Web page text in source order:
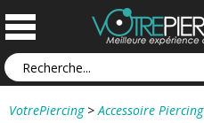
VotrePiercing > Accessoire Piercing